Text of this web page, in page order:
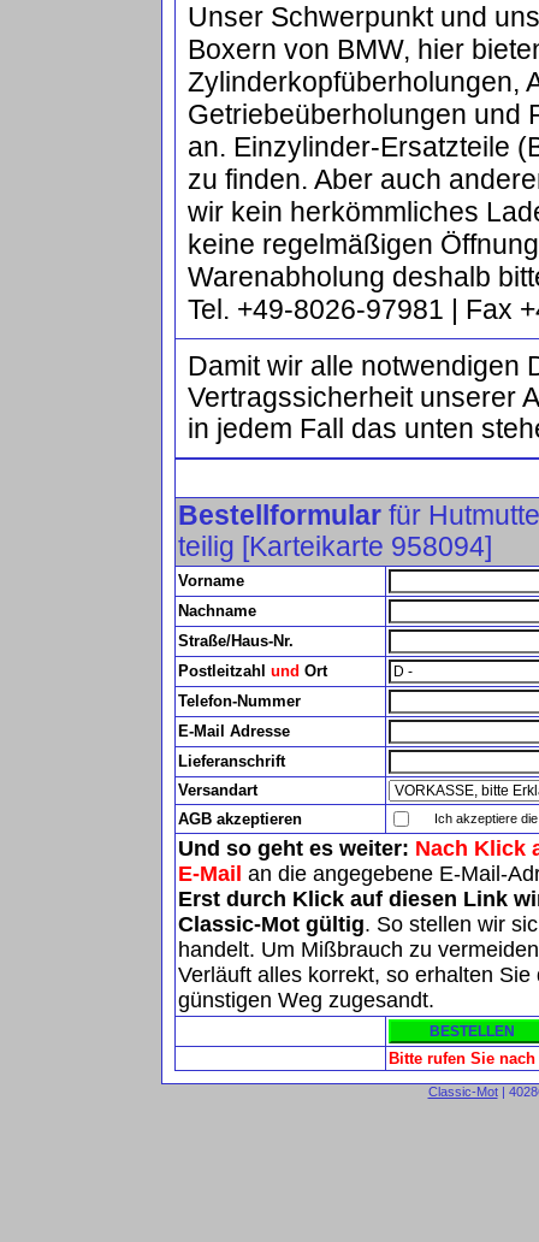
Unser Schwerpunkt und
Boxern von BMW, hier
Zylinderkopfüberholungen,
Getriebeüberholungen und
an. Einzylinder-Ersatzteile
zu finden. Aber auch
wir kein herkömmliches
keine regelmäßigen
Warenabholung deshalb
Tel. +49-8026-97981 | Fax
Damit wir alle notwendigen
Vertragssicherheit unserer
in jedem Fall das unten
Bestellformular für
teilig [Karteikarte 958094]
Vorname
Nachname
Straße/Haus-Nr.
Postleitzahl und Ort
Telefon-Nummer
E-Mail Adresse
Lieferanschrift
Versandart
AGB akzeptieren
Ich akzeptiere die
Und so geht es weiter: Nach Klick
E-Mail an die angegebene E-Mail-
Erst durch Klick auf diesen Link
Classic-Mot gültig. So stellen wir
handelt. Um Mißbrauch zu
Verläuft alles korrekt, so erhalten
günstigen Weg zugesandt.
Bitte rufen Sie
Classic-Mot|